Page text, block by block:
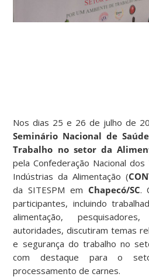
Nos dias 25 e 26 de julho de
Seminário Nacional de
Trabalho no setor da
pela Confederação Nacional
Indústrias da Alimentação (
da SITESPM em Chapecó/SC.
participantes, incluindo
alimentação,
autoridades, discutiram temas
e segurança do trabalho no
com destaque para o
processamento de carnes.